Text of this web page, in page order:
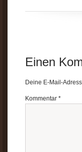
Einen
Deine E-Mail-
Kommentar *